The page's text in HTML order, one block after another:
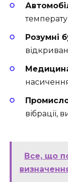
Розумні
вібрації,
Все, що